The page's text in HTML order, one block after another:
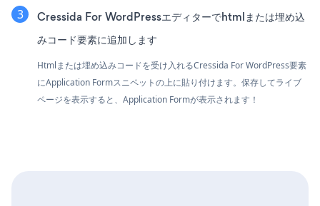
Cressida For WordPressエディターでhtmlまたは埋め込
みコード要素に追加します
Htmlまたは埋め込みコードを受け入れるCressida For WordPress要素
にApplication Formスニペットの上に貼り付けます。保存してライブ
ページを表示すると、Application Formが表示されます！